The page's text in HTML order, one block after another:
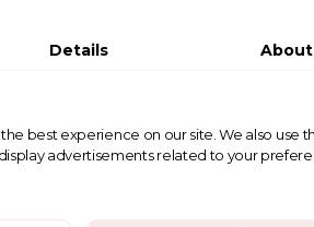
Details
best experience on our site. We also use
advertisements related to your